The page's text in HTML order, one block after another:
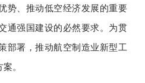
势、推动低空经济发展的重要
通强国建设的必然要求。为贯
部署，推动航空制造业新型工
。